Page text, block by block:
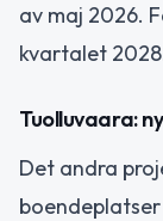
av maj 2026.
kvartalet
Tuolluvaara:
Det andra